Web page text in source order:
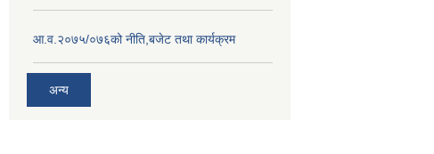
आ.व.२०७५/०७६को नीति,बजेट तथा कार्यक्रम
अन्य